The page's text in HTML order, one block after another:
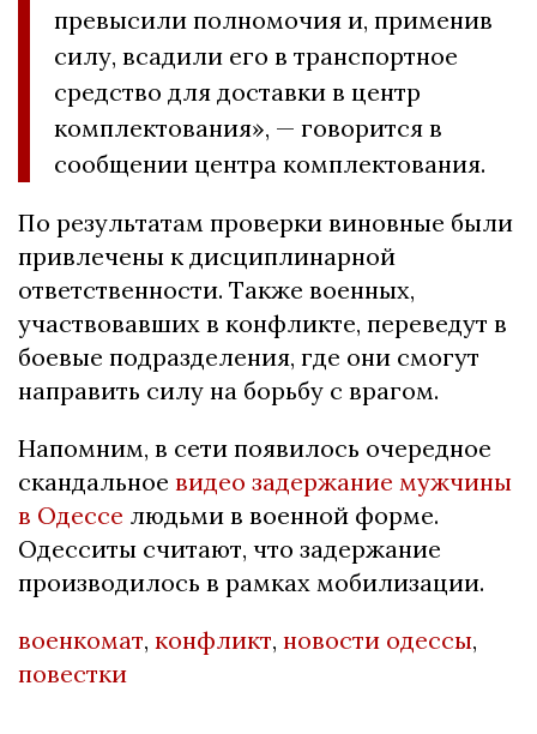
превысили полномочия и, применив
силу, всадили его в транспортное
средство для доставки в центр
комплектования», — говорится в
сообщении центра комплектования.
По результатам проверки виновные были
привлечены к дисциплинарной
ответственности. Также военных,
участвовавших в конфликте, переведут в
боевые подразделения, где они смогут
направить силу на борьбу с врагом.
Напомним, в сети появилось очередное
скандальное видео задержание мужчины
в Одессе людьми в военной форме.
Одесситы считают, что задержание
производилось в рамках мобилизации.
военкомат, конфликт, новости одессы,
повестки